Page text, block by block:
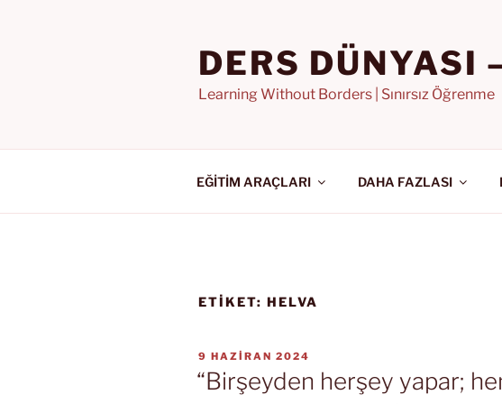
DERS DÜNYASI
Learning Without Borders | Sınırsız Öğrenme
EĞİTİM ARAÇLARI DAHA FAZLASI
ETIKET: HELVA
YAYIM
TARIHI
9 HAZIRAN 2024
“Birşeyden herşey yapar;